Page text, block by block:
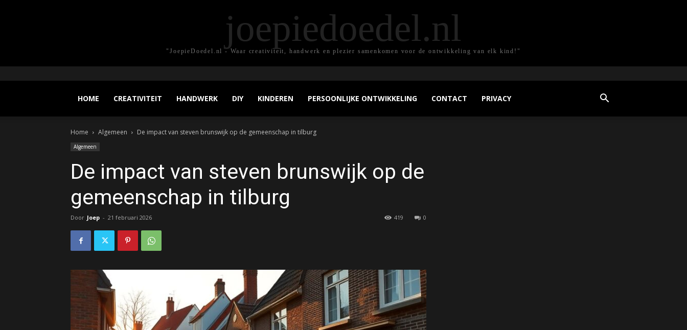
joepiedoedel.nl
"JoepieDoedel.nl - Waar creativiteit, handwerk en plezier samenkomen voor de ontwikkeling van elk kind!"
HOME CREATIVITEIT HANDWERK DIY KINDEREN PERSOONLIJKE ONTWIKKELING CONTACT PRIVACY
Home Algemeen De impact van steven brunswijk op de gemeenschap in tilburg
Algemeen
De impact van steven brunswijk op de
gemeenschap in tilburg
Door Joep - 21 februari 2026 0
419